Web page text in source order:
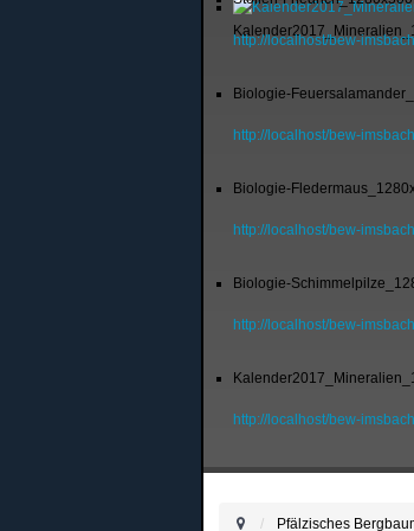
http://localhost/bew-
Biologie-
http://localhost/bew-
Biologie-
http://localhost/bew-
Biologie-
http://localhost/bew-
http://localhost/bew-
Pfälzisches